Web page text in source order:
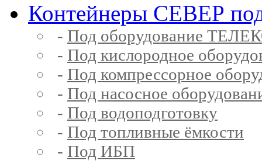
Контейнеры СЕВЕР
- Под оборудование
- Под кислородное
- Под компрессорное
- Под насосное
- Под водоподготовку
- Под топливные ёмкости
- Под ИБП